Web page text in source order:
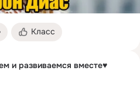
Класс
и развиваемся вместе♥